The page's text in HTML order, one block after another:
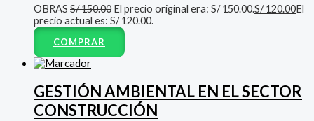
OBRAS S/150.00 El precio original era: S/ 150.00.S/120.00El
precio actual es: S/ 120.00.
COMPRAR
GESTIÓN AMBIENTAL EN EL SECTOR
CONSTRUCCIÓN